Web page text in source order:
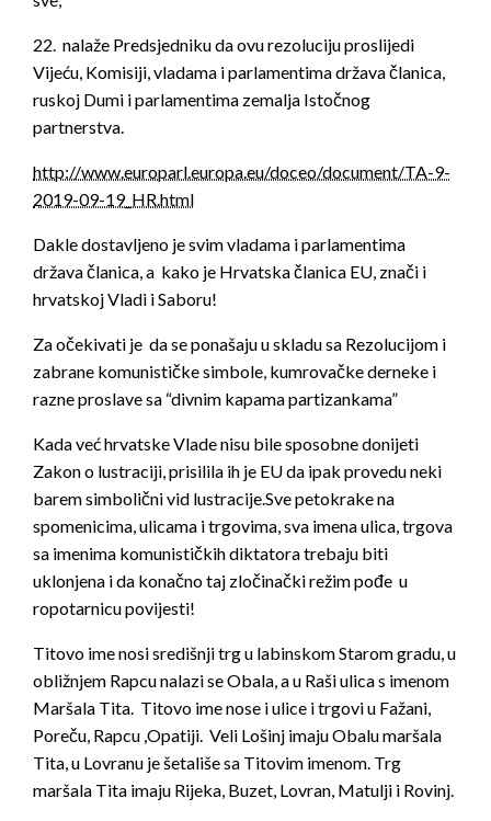
22. nalaže Predsjedniku da ovu rezoluciju proslijedi
Vijeću, Komisiji, vladama i parlamentima država članica,
ruskoj Dumi i parlamentima zemalja Istočnog
partnerstva.
http://www.europarl.europa.eu/doceo/document/TA-9-
2019-09-19_HR.html
Dakle dostavljeno je svim vladama i parlamentima
država članica, a kako je Hrvatska članica EU, znači i
hrvatskoj Vladi i Saboru!
Za očekivati je da se ponašaju u skladu sa Rezolucijom i
zabrane komunističke simbole, kumrovačke derneke i
razne proslave sa “divnim kapama partizankama”
Kada već hrvatske Vlade nisu bile sposobne donijeti
Zakon o lustraciji, prisilila ih je EU da ipak provedu neki
barem simbolični vid lustracije.Sve petokrake na
spomenicima, ulicama i trgovima, sva imena ulica, trgova
sa imenima komunističkih diktatora trebaju biti
uklonjena i da konačno taj zločinački režim pođe u
ropotarnicu povijesti!
Titovo ime nosi središnji trg u labinskom Starom gradu, u
obližnjem Rapcu nalazi se Obala, a u Raši ulica s imenom
Maršala Tita. Titovo ime nose i ulice i trgovi u Fažani,
Poreču, Rapcu ,Opatiji. Veli Lošinj imaju Obalu maršala
Tita, u Lovranu je šetališe sa Titovim imenom. Trg
maršala Tita imaju Rijeka, Buzet, Lovran, Matulji i Rovinj.